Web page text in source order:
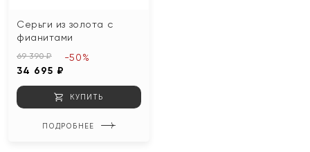
Серьги из золота с
фианитами
69 390 ₽
34 695 ₽
-50%
КУПИТЬ
ПОДРОБНЕЕ